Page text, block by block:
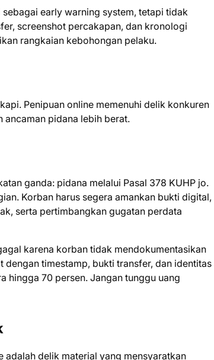
early warning system, tetapi tidak
screenshot percakapan, dan kronologi
rangkaian kebohongan pelaku.
Penipuan online memenuhi delik konkuren
ancaman pidana lebih berat.
ganda: pidana melalui Pasal 378 KUHP jo.
Korban harus segera amankan bukti digital,
serta pertimbangkan gugatan perdata
karena korban tidak mendokumentasikan
timestamp, bukti transfer, dan identitas
hingga 70 persen. Jangan tunggu uang
adalah delik material yang mensyaratkan